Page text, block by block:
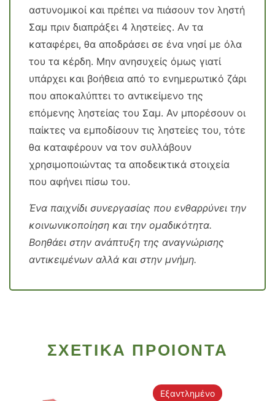
αστυνoμικοί και πρέπει να πιάσουν τον ληστή
Σαμ πριν διαπράξει 4 ληστείες. Αν τα
καταφέρει, θα αποδράσει σε ένα νησί με όλα
του τα κέρδη. Μην ανησυχείς όμως γιατί
υπάρχει και βοήθεια από το ενημερωτικό ζάρι
που αποκαλύπτει το αντικείμενο της
επόμενης ληστείας του Σαμ. Αν μπορέσουν οι
παίκτες να εμποδίσουν τις ληστείες του, τότε
θα καταφέρουν να τον συλλάβουν
χρησιμοποιώντας τα αποδεικτικά στοιχεία
που αφήνει πίσω του.
Ένα παιχνίδι συνεργασίας που ενθαρρύνει την
κοινωνικοποίηση και την ομαδικότητα.
Βοηθάει στην ανάπτυξη της αναγνώρισης
αντικειμένων αλλά και στην μνήμη.
ΣΧΕΤΙΚΑ ΠΡΟΙΟΝΤΑ
Εξαντλημένο